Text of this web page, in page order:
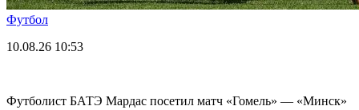
Футбол
10.08.26 10:53
Футболист БАТЭ Мардас посетил матч «Гомель» — «Минск»